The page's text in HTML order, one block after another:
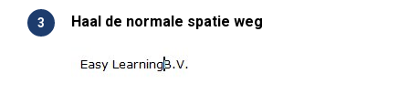
Haal de normale spatie weg